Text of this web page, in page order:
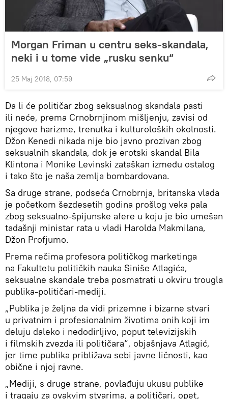
Morgan Friman u centru seks-skandala,
neki i u tome vide „rusku senku“
25 Maj 2018, 07:59
Da li će političar zbog seksualnog skandala pasti
ili neće, prema Crnobrnjinom mišljenju, zavisi od
njegove harizme, trenutka i kulturoloških okolnosti.
Džon Kenedi nikada nije bio javno prozivan zbog
seksualnih skandala, dok je erotski skandal Bila
Klintona i Monike Levinski zataškan između ostalog
i tako što je naša zemlja bombardovana.
Sa druge strane, podseća Crnobrnja, britanska vlada
je početkom šezdesetih godina prošlog veka pala
zbog seksualno-špijunske afere u koju je bio umešan
tadašnji ministar rata u vladi Harolda Makmilana,
Džon Profjumo.
Prema rečima profesora političkog marketinga
na Fakultetu političkih nauka Siniše Atlagića,
seksualne skandale treba posmatrati u okviru trougla
publika-političari-mediji.
„Publika je željna da vidi prizemne i bizarne stvari
u privatnim i profesionalnim životima onih koji im
deluju daleko i nedodirljivo, poput televizijskih
i filmskih zvezda ili političara“, objašnjava Atlagić,
jer time publika približava sebi javne ličnosti, kao
obične i njoj ravne.
„Mediji, s druge strane, povlađuju ukusu publike
i tragaju za ovakvim stvarima, a političari, opet,